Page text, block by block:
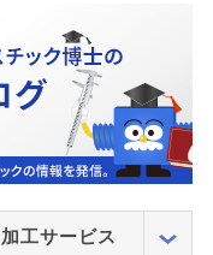
加工サービス